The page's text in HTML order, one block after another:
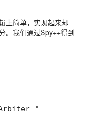
上简单，实现起来却
。我们通过Spy++得到
Arbiter "